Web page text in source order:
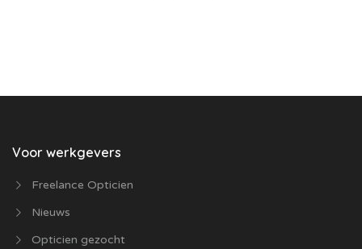
Voor werkgevers
Freelance Opticien
Nieuws
Opticien gezocht